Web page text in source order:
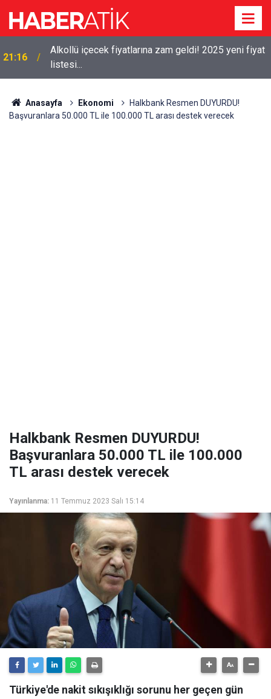
21:16
Alkollü içecek fiyatlarına zam geldi! 2025 yeni fiyat
listesi...
Anasayfa Ekonomi
Halkbank Resmen DUYURDU!
Başvuranlara 50.000 TL ile 100.000 TL arası destek verecek
Halkbank Resmen DUYURDU!
Başvuranlara 50.000 TL ile 100.000
TL arası destek verecek
Yayınlanma: 11 Temmuz 2023 Salı 15:14
Türkiye'de nakit sıkışıklığı sorunu her geçen gün